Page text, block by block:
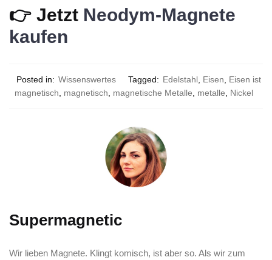
👉 Jetzt Neodym-Magnete
kaufen
Posted in: Wissenswertes Tagged: Edelstahl, Eisen
Eisen ist
magnetisch
magnetisch magnetische Metalle metalle Nickel
Supermagnetic
Wir lieben Magnete. Klingt komisch, ist aber so. Als wir zum